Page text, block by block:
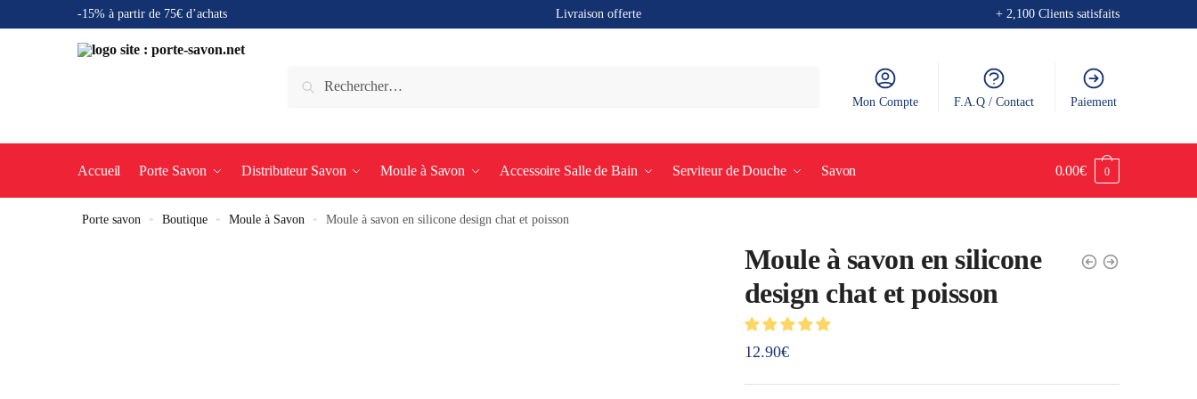
-15% à partir de 75€ d’achats Livraison offerte + 2,100 Clients satisfaits
Mon Compte F.A.Q / Contact Paiement
Accueil Porte Savon Distributeur Savon Moule à Savon Accessoire Salle de Bain Serviteur de Douche Savon 0.00€ 0
Porte savon » Boutique » Moule à Savon » Moule à savon en silicone design chat et poisson
Moule à savon en silicone
design chat et poisson
12.90€